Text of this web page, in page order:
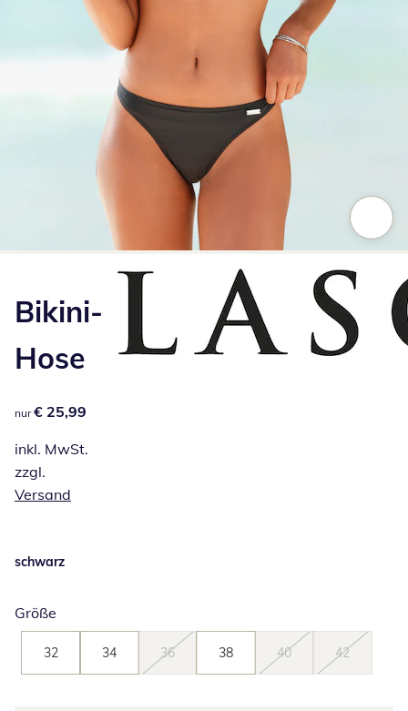
Bikini-
Hose
€ 25,99
nur € 25,99
inkl. MwSt.
zzgl.
Versand
schwarz
Größe
32 34 36 38 40 42